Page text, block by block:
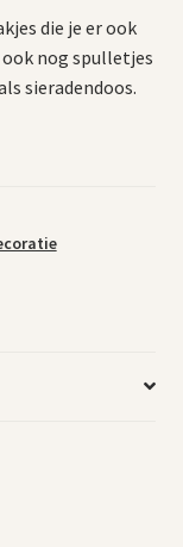
die je er ook
nog spulletjes
sieradendoos.